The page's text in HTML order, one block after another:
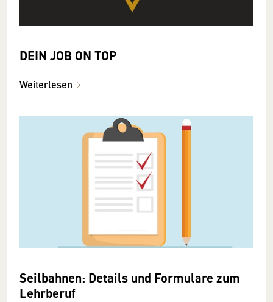
DEIN JOB ON TOP
Weiterlesen
Seilbahnen: Details und Formulare zum
Lehrberuf